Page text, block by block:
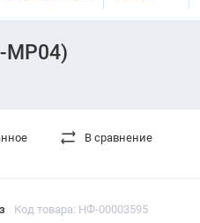
MP04)
Код товара: НФ-00003595
В сравнение